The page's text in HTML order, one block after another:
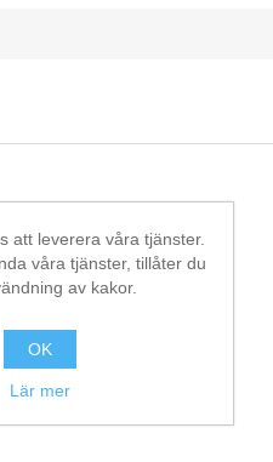
att leverera våra tjänster.
våra tjänster, tillåter du
av kakor.
OK
Lär mer